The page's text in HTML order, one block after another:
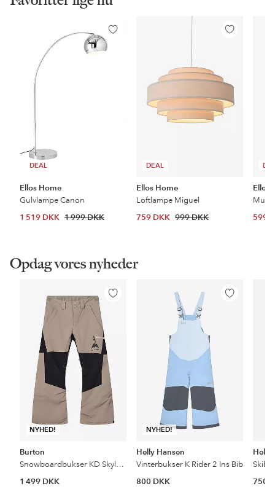
DEAL
Tilføj
Ellos Home
Gulvlampe Canon
1 519 DKK 1 999 DKK
DEAL
Tilføj
Ellos Home
Loftlampe Miguel
759 DKK 999 DKK
Ellos
599
Opdag vores nyheder
NYHED!
Tilføj
Burton
Snowboardbukser KD Skylar PT
1 499 DKK
NYHED!
Tilføj
Helly Hansen
Vinterbukser K Rider 2 Ins Bib
800 DKK
Helly
750